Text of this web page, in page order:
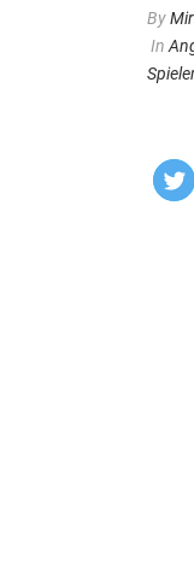
By
In